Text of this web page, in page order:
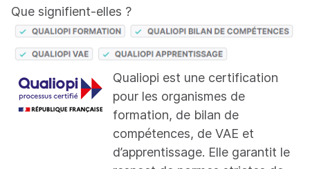
Que signifient-elles ?
Qualiopi est une certification
pour les organismes de
formation, de bilan de
compétences, de VAE et
d’apprentissage. Elle garantit le